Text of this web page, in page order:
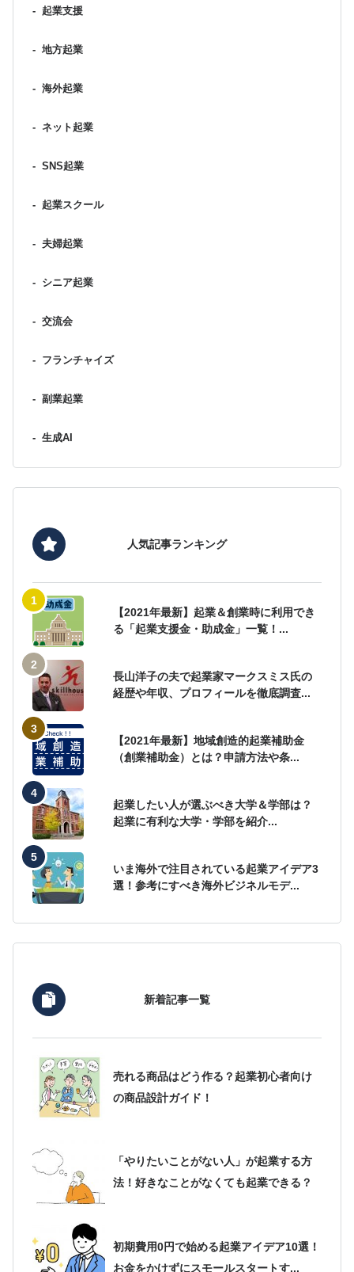
- 起業支援
- 地方起業
- 海外起業
- ネット起業
- SNS起業
- 起業スクール
- 夫婦起業
- シニア起業
- 交流会
- フランチャイズ
- 副業起業
- 生成AI
人気記事ランキング
【2021年最新】起業＆創業時に利用でき
る「起業支援金・助成金」一覧！...
長山洋子の夫で起業家マークスミス氏の
経歴や年収、プロフィールを徹底調査...
【2021年最新】地域創造的起業補助金
（創業補助金）とは？申請方法や条...
起業したい人が選ぶべき大学＆学部は？
起業に有利な大学・学部を紹介...
いま海外で注目されている起業アイデア3
選！参考にすべき海外ビジネルモデ...
新着記事一覧
売れる商品はどう作る？起業初心者向け
の商品設計ガイド！
「やりたいことがない人」が起業する方
法！好きなことがなくても起業できる？
初期費用0円で始める起業アイデア10選！
お金をかけずにスモールスタートす...